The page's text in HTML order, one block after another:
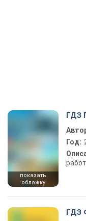
показать
обложку
ГДЗ
Год:
работ
ГДЗ